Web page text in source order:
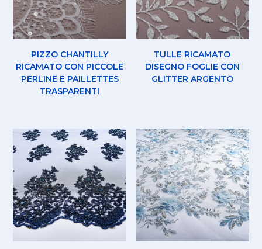
PIZZO CHANTILLY
RICAMATO CON PICCOLE
PERLINE E PAILLETTES
TRASPARENTI
TULLE RICAMATO
DISEGNO FOGLIE CON
GLITTER ARGENTO